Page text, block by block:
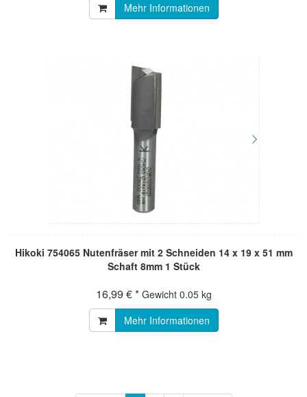
Mehr Informationen
Hikoki 754065 Nutenfräser mit 2 Schneiden 14 x 19 x 51 mm
Schaft 8mm 1 Stück
16,99 € * Gewicht 0.05 kg
Mehr Informationen